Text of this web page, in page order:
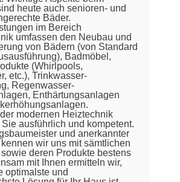
heute auch senioren- und
Bäder.
im Bereich
umfassen den Neubau und
von Bädern (von Standard
Badmöbel,
(Whirlpools,
etc.), Trinkwasser-
Regenwasser-
Enthärtungsanlagen
modernen Heiztechnik
ausführlich und kompetent.
und anerkannter
kennen wir uns mit sämtlichen
deren Produkte bestens
mit Ihnen ermitteln wir,
optimalste und